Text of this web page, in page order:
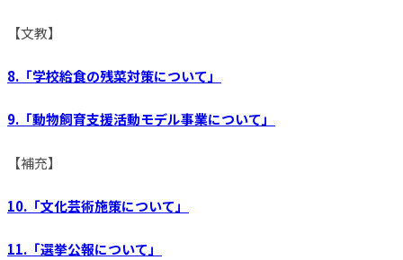
【文教】
8.「学校給食の残菜対策について」
9.「動物飼育支援活動モデル事業について」
【補充】
10.「文化芸術施策について」
11.「選挙公報について」